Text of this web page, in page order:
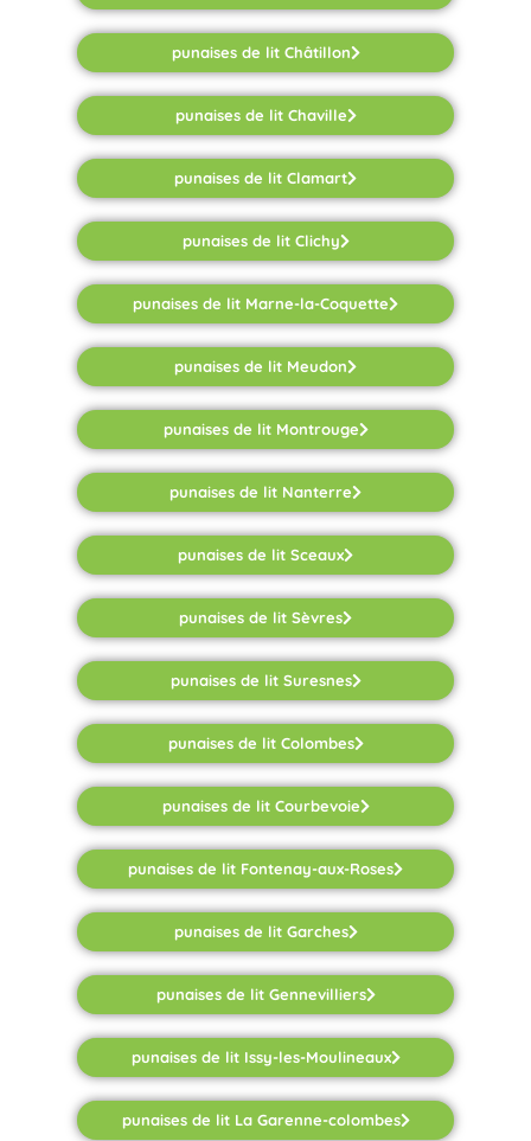
punaises de lit Châtillon
punaises de lit Chaville
punaises de lit Clamart
punaises de lit Clichy
punaises de lit Marne-la-Coquette
punaises de lit Meudon
punaises de lit Montrouge
punaises de lit Nanterre
punaises de lit Sceaux
punaises de lit Sèvres
punaises de lit Suresnes
punaises de lit Colombes
punaises de lit Courbevoie
punaises de lit Fontenay-aux-Roses
punaises de lit Garches
punaises de lit Gennevilliers
punaises de lit Issy-les-Moulineaux
punaises de lit La Garenne-colombes